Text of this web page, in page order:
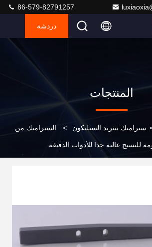
86-579-82791257
دردشة
المنتجات
سيراميك نيتريد السيليكون > السيراميك من
للنسيج عالية جدا للأدوات الدقيقة